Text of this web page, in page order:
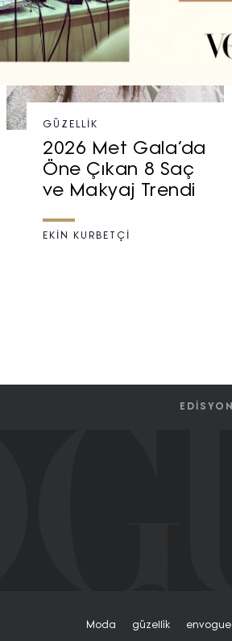
GÜZELLIK
2026 Met Gala’da
Öne Çıkan 8 Saç
ve Makyaj Trendi
EKİN KURBETÇİ
EDİSYON
Moda Güzelli̇k Envogue